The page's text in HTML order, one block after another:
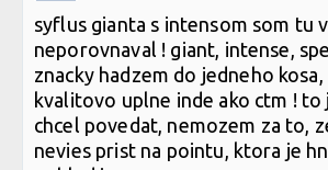
syflus gianta s intensom som tu
neporovnaval ! giant, intense,
znacky hadzem do jedneho
kvalitovo uplne inde ako ctm ! to
chcel povedat, nemozem za to,
nevies prist na pointu, ktora je